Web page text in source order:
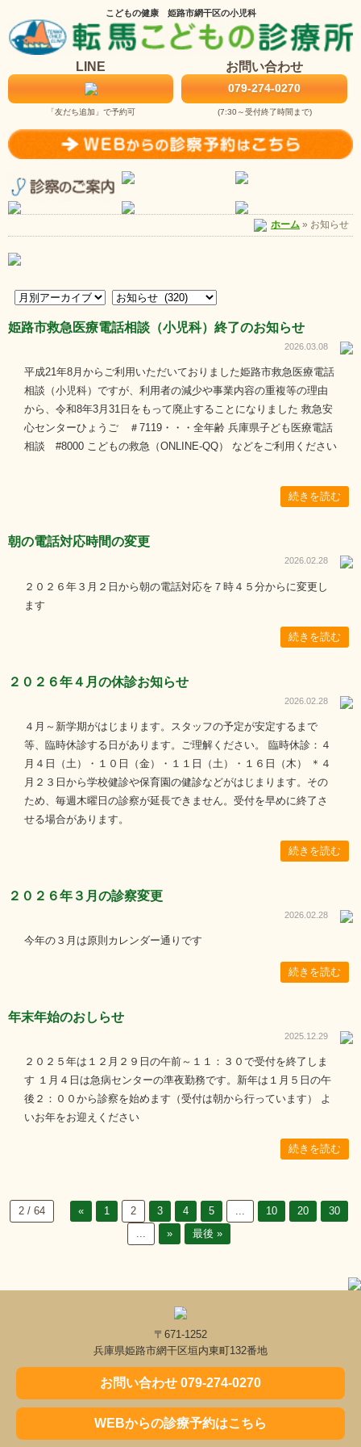
こどもの健康 姫路市網干区の小児科
LINE
「友だち追加」で予約可
お問い合わせ
079-274-0270
(7:30～受付終了時間まで)
ホーム » お知らせ
姫路市救急医療電話相談（小児科）終了のお知らせ
2026.03.08
平成21年8月からご利用いただいておりました姫路市救急医療電話
相談（小児科）ですが、利用者の減少や事業内容の重複等の理由
から、令和8年3月31日をもって廃止することになりました 救急安
心センターひょうご ＃7119・・・全年齢 兵庫県子ども医療電話
相談 #8000 こどもの救急（ONLINE-QQ） などをご利用ください
続きを読む
朝の電話対応時間の変更
2026.02.28
２０２６年３月２日から朝の電話対応を７時４５分からに変更し
ます
続きを読む
２０２６年４月の休診お知らせ
2026.02.28
４月～新学期がはじまります。スタッフの予定が安定するまで
等、臨時休診する日があります。ご理解ください。 臨時休診：４
月４日（土）・１０日（金）・１１日（土）・１６日（木） ＊４
月２３日から学校健診や保育園の健診などがはじまります。その
ため、毎週木曜日の診察が延長できません。受付を早めに終了さ
せる場合があります。
続きを読む
２０２６年３月の診察変更
2026.02.28
今年の３月は原則カレンダー通りです
続きを読む
年末年始のおしらせ
2025.12.29
２０２５年は１２月２９日の午前～１１：３０で受付を終了しま
す １月４日は急病センターの準夜勤務です。新年は１月５日の午
後２：００から診察を始めます（受付は朝から行っています） よ
いお年をお迎えください
続きを読む
2 / 64 « 1 2 3 4 5 ... 10 20
30
...
» 最後 »
〒671-1252
兵庫県姫路市網干区垣内東町132番地
お問い合わせ 079-274-0270
WEBからの診療予約はこちら